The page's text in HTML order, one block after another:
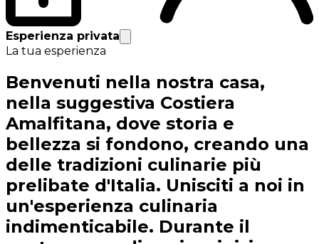
Esperienza privata
La tua esperienza
Benvenuti nella nostra casa,
nella suggestiva Costiera
Amalfitana, dove storia e
bellezza si fondono, creando una
delle tradizioni culinarie più
prelibate d'Italia. Unisciti a noi in
un'esperienza culinaria
indimenticabile. Durante il